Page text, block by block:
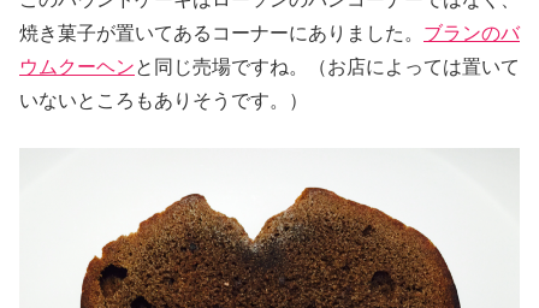
焼き菓子が置いてあるコーナーにありました。 ブランのバ
ウムクーヘンと同じ売場ですね。（お店によっては置いて
いないところもありそうです。）